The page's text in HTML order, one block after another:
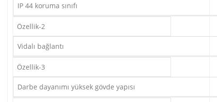
IP 44 koruma sınıfı
Özellik-2
Vidalı bağlantı
Özellik-3
Darbe dayanımı yüksek gövde yapısı